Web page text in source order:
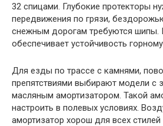
32 спицами. Глубокие протекторы
передвижения по грязи,
снежным дорогам требуются
обеспечивает устойчивость
Для езды по трассе с камнями,
препятствиями выбирают модели с
масляным амортизатором. Такой
настроить в полевых условиях.
амортизатор хорош для всех